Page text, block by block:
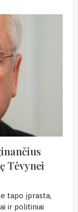
Tėvynei
tapo įprasta,
ir politiniai